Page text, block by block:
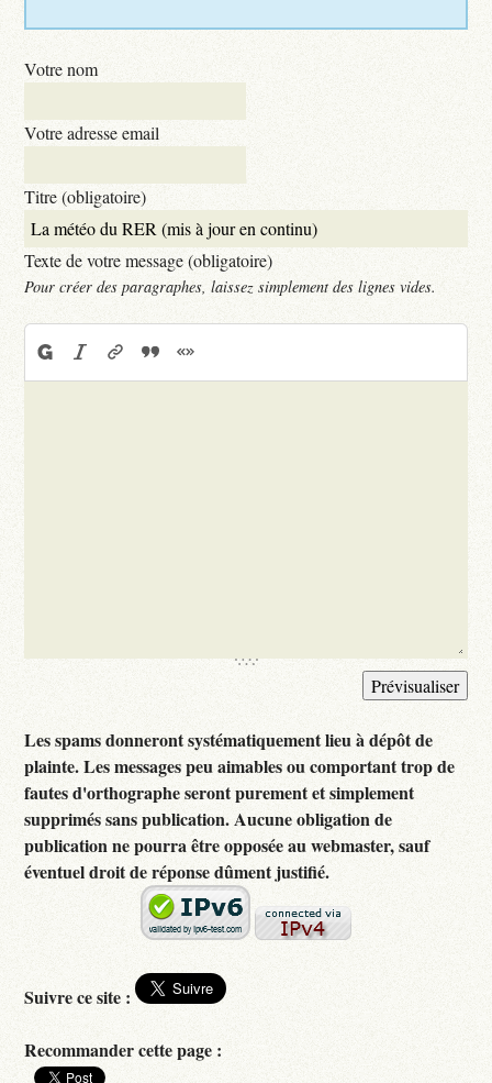
Votre nom
Votre adresse email
Titre (obligatoire)
Texte de votre message (obligatoire)
Pour créer des paragraphes, laissez simplement des lignes vides.
Les spams donneront systématiquement lieu à dépôt de
plainte. Les messages peu aimables ou comportant trop de
fautes d'orthographe seront purement et simplement
supprimés sans publication. Aucune obligation de
publication ne pourra être opposée au webmaster, sauf
éventuel droit de réponse dûment justifié.
Suivre ce site :
Recommander cette page :